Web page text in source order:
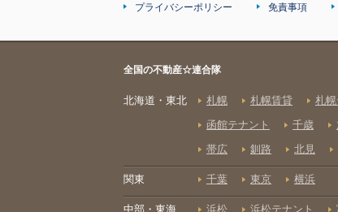
プライバシーポリシー 免責事項